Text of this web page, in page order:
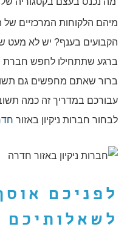
מיהם הלקוחות המרכזיים
הקבועים בענף? יש לא מעט
ברגע שתתחילו לחפש חברת
ברור שאתם מחפשים גם
עבורכם במדריך זה כמה
לבחור חברות ניקיון באזור
לפניכם
לשאלותיכם